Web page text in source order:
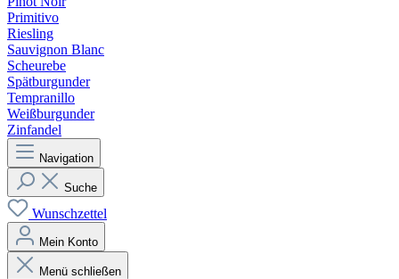
Primitivo
Riesling
Sauvignon Blanc
Scheurebe
Spätburgunder
Tempranillo
Weißburgunder
Zinfandel
Navigation
Suche
Wunschzettel
Mein Konto
Menü schließen